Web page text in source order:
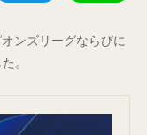
ンズリーグならびに
。